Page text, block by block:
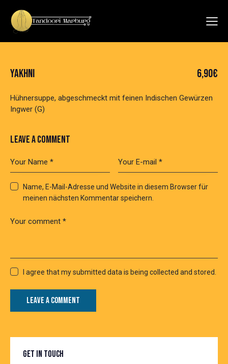
YAKHNI 6,90€
Hühnersuppe, abgeschmeckt mit feinen Indischen Gewürzen
Ingwer (G)
LEAVE A COMMENT
Name, E-Mail-Adresse und Website in diesem Browser für
meinen nächsten Kommentar speichern.
I agree that my submitted data is being collected and stored.
GET IN TOUCH